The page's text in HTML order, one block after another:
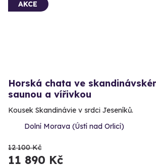
AKCE
Horská chata ve
saunou a vířivkou
Kousek Skandinávie v srdci Jeseníků.
Dolní Morava (Ústí nad Orlicí)
12 100 Kč
11 890 Kč